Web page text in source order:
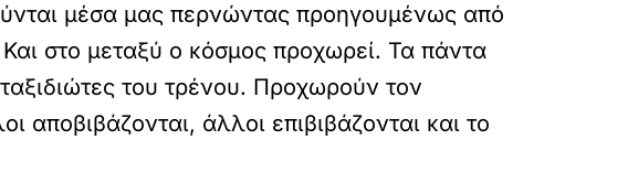
μέσα μας περνώντας προηγουμένως από
στο μεταξύ ο κόσμος προχωρεί. Τα πάντα
του τρένου. Προχωρούν τον
άλλοι επιβιβάζονται και το